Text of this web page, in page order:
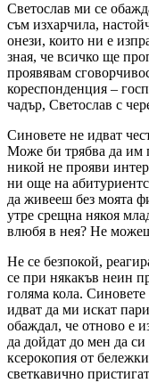
Светослав ми се
съм изхарчила,
онези, които ни е
зная, че всичко ще
проявявам
кореспонденция –
чадър, Светослав с
Синовете не идват
Може би трябва да им
никой не прояви
ни още на
да живееш без моята
утре срещна някоя
влюбя в нея? Не
Не се безпокой,
се при някакъв неин
голяма кола.
идват да ми искат
обаждал, че отново е
да дойдат до мен да
ксерокопия от
светкавично